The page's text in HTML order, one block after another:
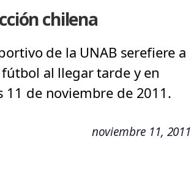
chilena
de la UNAB serefiere a
al llegar tarde y en
11 de noviembre de 2011.
noviembre 11, 2011